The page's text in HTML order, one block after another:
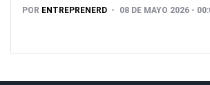
POR ENTREPRENERD 08 DE MAYO 2026 -